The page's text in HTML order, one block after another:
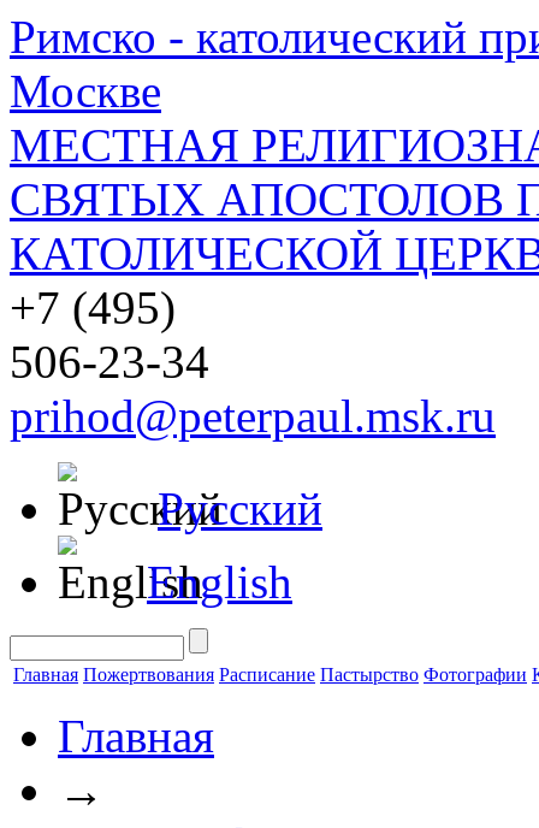
Римско - католический
Москве
МЕСТНАЯ
СВЯТЫХ АПОСТОЛОВ
КАТОЛИЧЕСКОЙ
+7 (495)
506-23-34
prihod@peterpaul.msk.ru
Русский
English
Главная Пожертвования Расписание Пастырство Фотографии
Главная
→